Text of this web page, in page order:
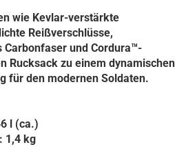
wie Kevlar-verstärkte
Reißverschlüsse,
Carbonfaser und Cordura™-
Rucksack zu einem dynamischen
für den modernen Soldaten.
l (ca.)
1,4 kg